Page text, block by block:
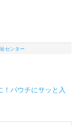
センター
パウチにサッと入